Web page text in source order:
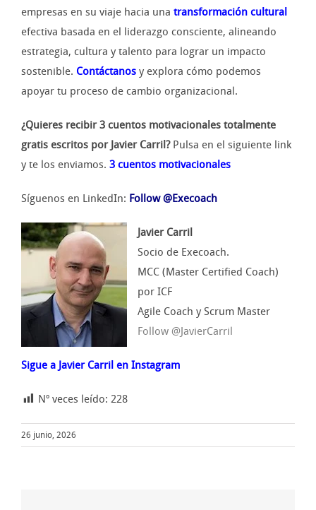
empresas en su viaje hacia una transformación cultural
efectiva basada en el liderazgo consciente, alineando
estrategia, cultura y talento para lograr un impacto
sostenible. Contáctanos y explora cómo podemos
apoyar tu proceso de cambio organizacional.
¿Quieres recibir 3 cuentos motivacionales totalmente
gratis escritos por Javier Carril?Pulsa en el siguiente link
y te los enviamos. 3 cuentos motivacionales
Síguenos en LinkedIn: Follow @Execoach
Javier Carril
Socio de Execoach.
MCC (Master Certified Coach)
por ICF
Agile Coach y Scrum Master
Follow @JavierCarril
Sigue a Javier Carril en Instagram
Nº veces leído: 228
26 junio, 2026